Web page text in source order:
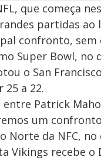
que começa
partidas ao
confronto, sem
Super Bowl, no
o San
a 22.
Patrick
um
Norte da NFC, no
Vikings recebe o